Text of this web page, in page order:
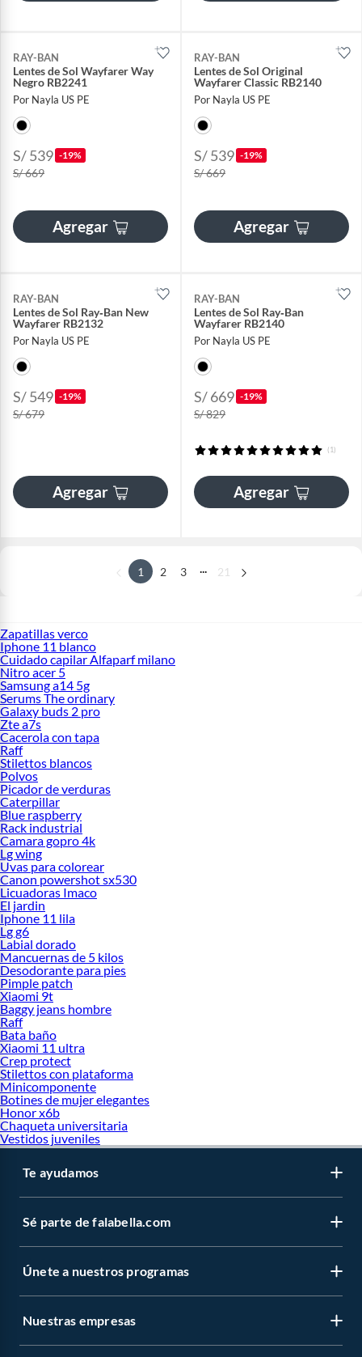
RAY-BAN
Lentes de Sol Wayfarer Way
Negro RB2241
Por Nayla US PE
S/ 539 -19%
S/ 669
Agregar
RAY-BAN
Lentes de Sol Original
Wayfarer Classic RB2140
Por Nayla US PE
S/ 539 -19%
S/ 669
Agregar
RAY-BAN
Lentes de Sol Ray‑Ban New
Wayfarer RB2132
Por Nayla US PE
S/ 549 -19%
S/ 679
Agregar
RAY-BAN
Lentes de Sol Ray‑Ban
Wayfarer RB2140
Por Nayla US PE
S/ 669 -19%
S/ 829
(1)
Agregar
1 2 3 ... 21
Zapatillas verco
Iphone 11 blanco
Cuidado capilar Alfaparf milano
Nitro acer 5
Samsung a14 5g
Serums The ordinary
Galaxy buds 2 pro
Zte a7s
Cacerola con tapa
Raff
Stilettos blancos
Polvos
Picador de verduras
Caterpillar
Blue raspberry
Rack industrial
Camara gopro 4k
Lg wing
Uvas para colorear
Canon powershot sx530
Licuadoras Imaco
El jardin
Iphone 11 lila
Lg g6
Labial dorado
Mancuernas de 5 kilos
Desodorante para pies
Pimple patch
Xiaomi 9t
Baggy jeans hombre
Raff
Bata baño
Xiaomi 11 ultra
Crep protect
Stilettos con plataforma
Minicomponente
Botines de mujer elegantes
Honor x6b
Chaqueta universitaria
Vestidos juveniles
Te ayudamos
Sé parte de falabella.com
Únete a nuestros programas
Nuestras empresas